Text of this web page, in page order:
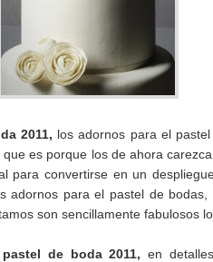
2011, los adornos para el
es porque los de ahora
para convertirse en un
adornos para el pastel de
son sencillamente fabulosos
pastel de boda 2011,en